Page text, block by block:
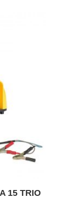
15 TRIO